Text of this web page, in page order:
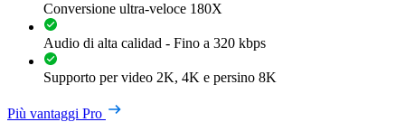
Conversione ultra-veloce 180X
Audio di alta calidad - Fino a 320 kbps
Supporto per video 2K, 4K e persino 8K
Più vantaggi Pro